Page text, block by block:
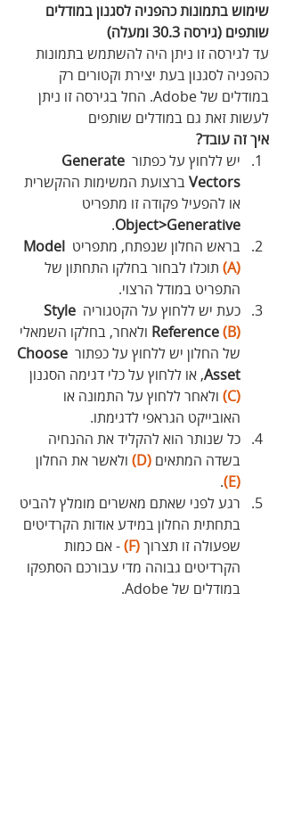
שימוש בתמונות כהפניה לסגנון במודלים
שותפים (גירסה 30.3 ומעלה)
עד לגירסה זו ניתן היה להשתמש בתמונות
כהפניה לסגנון בעת יצירת וקטורים רק
במודלים של Adobe. החל בגירסה זו ניתן
לעשות זאת גם במודלים שותפים
איך זה עובד?
יש ללחוץ על כפתור Generate
Vectors ברצועת המשימות ההקשרית
או להפעיל פקודה זו מתפריט
Object>Generative
.
בראש החלון שנפתח, מתפריט
(A) תוכלו לבחור בחלקו התחתון של
התפריט במודל הרצוי.
כעת יש ללחוץ על הקטגוריה Style
Reference (B)
ולאחר, בחלקו השמאלי
של החלון יש ללחוץ על כפתור Choose
Asset, או ללחוץ על כלי דגימה הסגנון
(C)
ולאחר ללחוץ על התמונה או
האובייקט הגראפי לדגימתו.
כל שנותר הוא להקליד את ההנחיה
בשדה המתאים (D)
ולאשר את החלון
(E)
.
רגע לפני שאתם מאשרים מומלץ להביט
בתחתית החלון במידע אודות הקרדיטים
שפעולה זו תצרוך (F)
- אם כמות
הקרדיטים גבוהה מדי עבורכם הסתפקו
במודלים של Adobe.